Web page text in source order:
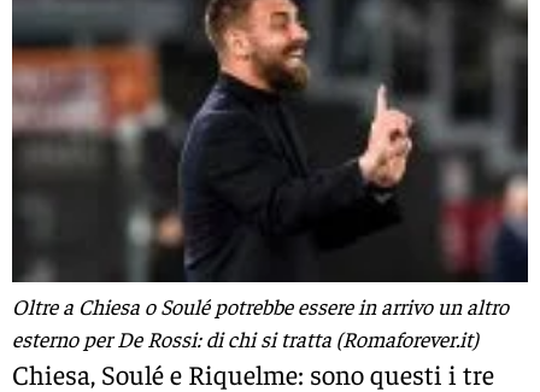
Oltre a Chiesa o Soulé potrebbe essere in arrivo un altro
esterno per De Rossi: di chi si tratta (Romaforever.it)
Chiesa, Soulé e Riquelme: sono questi i tre